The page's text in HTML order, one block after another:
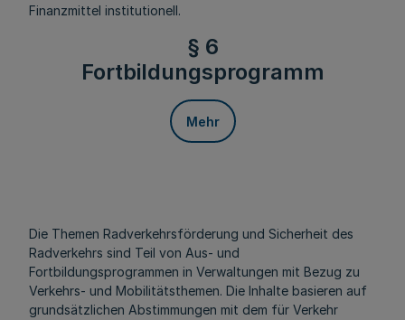
Finanzmittel institutionell.
§ 6
Fortbildungsprogramm
Mehr
Die Themen Radverkehrsförderung und Sicherheit des
Radverkehrs sind Teil von Aus- und
Fortbildungsprogrammen in Verwaltungen mit Bezug zu
Verkehrs- und Mobilitätsthemen. Die Inhalte basieren auf
grundsätzlichen Abstimmungen mit dem für Verkehr